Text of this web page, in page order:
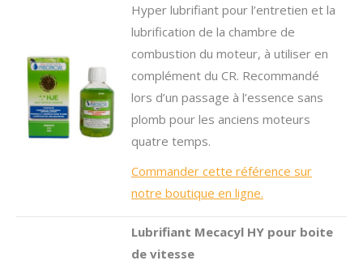
Hyper lubrifiant pour l’entretien et la
lubrification de la chambre de
combustion du moteur, à utiliser en
complément du CR. Recommandé
lors d’un passage à l’essence sans
plomb pour les anciens moteurs
quatre temps.
Commander cette référence sur
notre boutique en ligne.
Lubrifiant Mecacyl HY pour boite
de vitesse